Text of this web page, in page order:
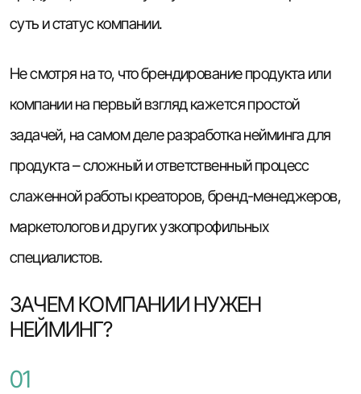
суть и статус компании.
Не смотря на то, что брендирование продукта или
компании на первый взгляд кажется простой
задачей, на самом деле разработка нейминга для
продукта – сложный и ответственный процесс
слаженной работы креаторов, бренд-менеджеров,
маркетологов и других узкопрофильных
специалистов.
ЗАЧЕМ КОМПАНИИ НУЖЕН
НЕЙМИНГ?
01